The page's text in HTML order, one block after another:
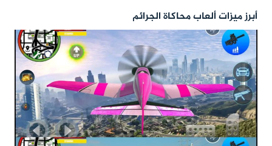
أبرز ميزات ألعاب محاكاة الجرائم